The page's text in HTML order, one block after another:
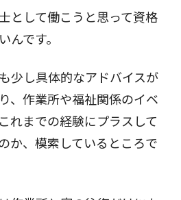
として働こうと思って資格
んです。
少し具体的なアドバイスが
、作業所や福祉関係のイベ
れまでの経験にプラスして
か、模索しているところで